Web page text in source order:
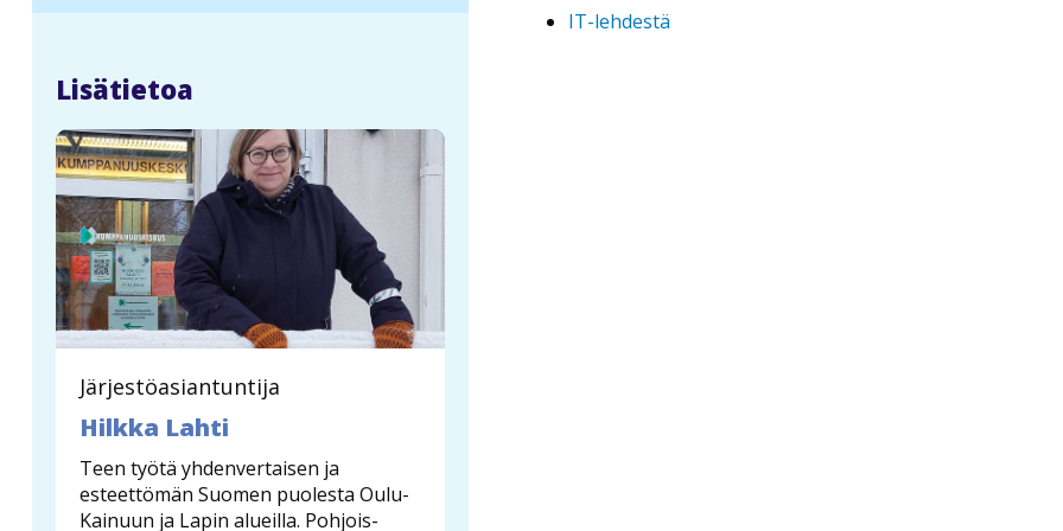
Lisätietoa
Järjestöasiantuntija
Hilkka Lahti
Teen työtä yhdenvertaisen ja
esteettömän Suomen puolesta Oulu-
Kainuun ja Lapin alueilla. Pohjois-
IT-lehdestä